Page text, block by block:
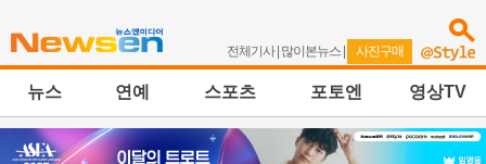
전체기사| 많이본뉴스 | 사진구매
뉴스 연예 스포츠 포토엔 영상TV